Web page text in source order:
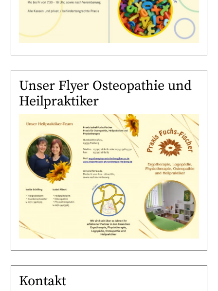
Unser Flyer Osteopathie und
Heilpraktiker
Kontakt